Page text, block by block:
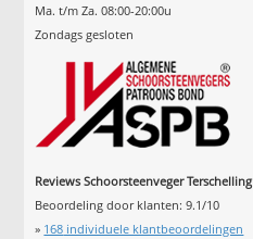
Ma. t/m Za. 08:00-20:00u
Zondags gesloten
Reviews Schoorsteenveger Terschelling
Beoordeling door klanten:9.1/10
» 168 individuele klantbeoordelingen